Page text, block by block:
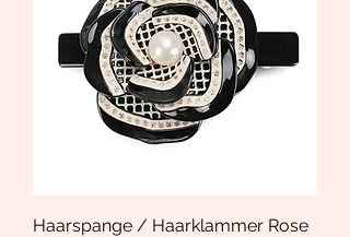
Haarspange / Haarklammer Rose